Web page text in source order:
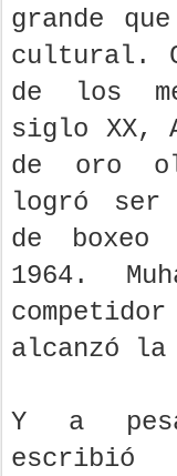
grande
cultural.
de los
siglo XX,
de oro
logró ser
de boxeo
1964.
alcanzó la
Y a